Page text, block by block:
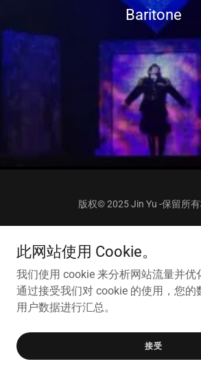
Baritone
版权© 2025 Jin Yu -保留所有
此网站使用 Cookie。
我们使用 cookie 来分析网站流量并优
通过接受我们对 cookie 的使用，您的
用户数据进行汇总。
接受